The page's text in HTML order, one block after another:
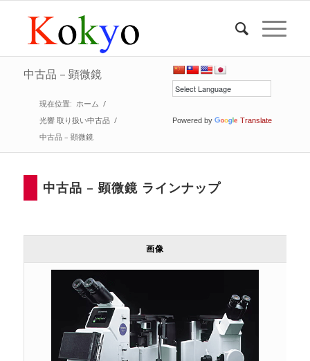
中古品 – 顕微鏡
Powered by Translate
現在位置: ホーム /
光響 取り扱い中古品 /
中古品 – 顕微鏡
中古品 – 顕微鏡 ラインナップ
画像